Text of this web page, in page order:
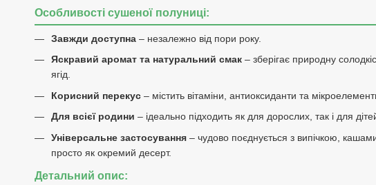
Особливості сушеної полуниці:
Завжди доступна – незалежно від пори року.
Яскравий аромат та натуральний смак – зберігає природну
ягід.
Корисний перекус – містить вітаміни, антиоксиданти та
Для всієї родини – ідеально підходить як для дорослих, так і для
Універсальне застосування – чудово поєднується з випічкою,
просто як окремий десерт.
Детальний опис: